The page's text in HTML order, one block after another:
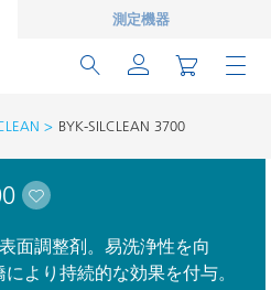
測定機器
BYK-SILCLEAN 3700
面調整剤。易洗浄性を向
より持続的な効果を付与。